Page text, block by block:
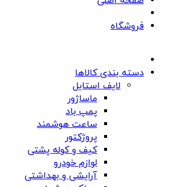
فروشگاه
دسته بندی کالاها
لایف استایل
ماساژور
پمپ باد
ساعت هوشمند
پروژکتور
کیف و کوله پشتی
لوازم خودرو
آرایشی و بهداشتی